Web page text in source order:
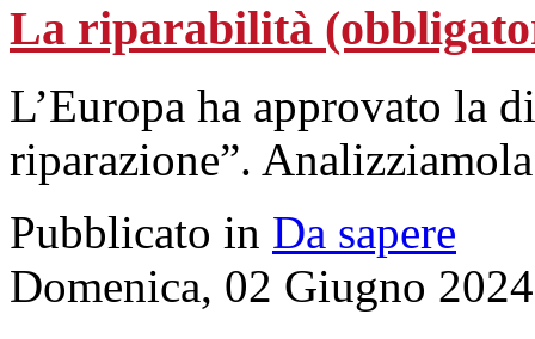
La riparabilità
L’Europa ha approvato la
riparazione”.
Pubblicato in Da sapere
Domenica, 02 Giugno